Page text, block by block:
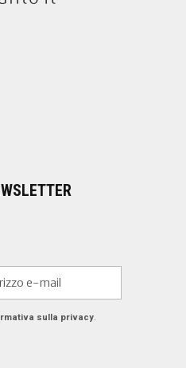
sulla privacy.